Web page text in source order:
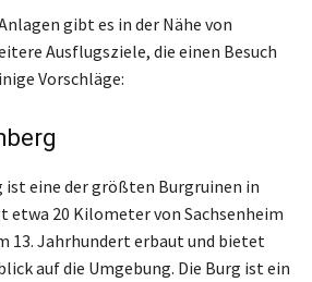
gibt es in der Nähe von
Ausflugsziele, die einen Besuch
Vorschläge:
ist eine der größten Burgruinen in
etwa 20 Kilometer von Sachsenheim
13. Jahrhundert erbaut und bietet
auf die Umgebung. Die Burg ist ein